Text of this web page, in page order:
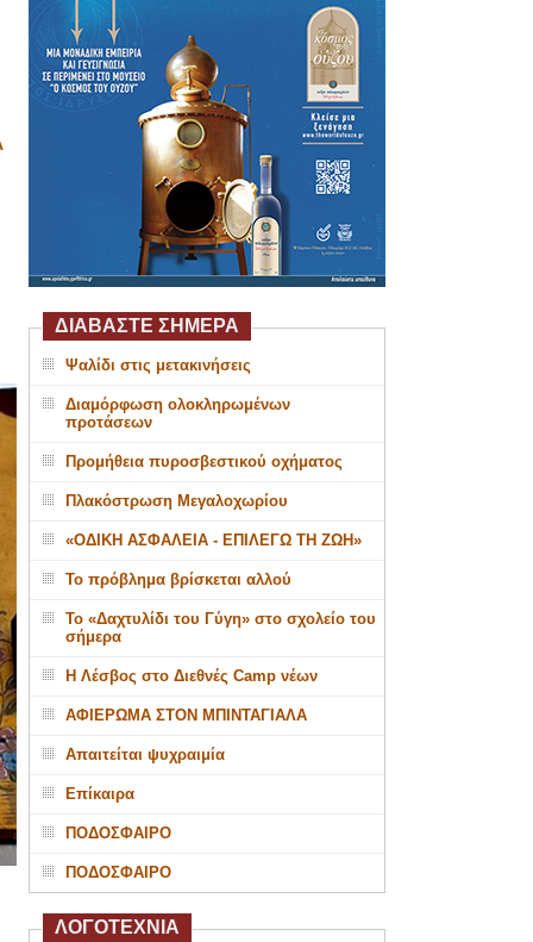
ΔΙΑΒΑΣΤΕ ΣΗΜΕΡΑ
Ψαλίδι στις μετακινήσεις
Διαμόρφωση ολοκληρωμένων
προτάσεων
Προμήθεια πυροσβεστικού οχήματος
Πλακόστρωση Μεγαλοχωρίου
«ΟΔΙΚΗ ΑΣΦΑΛΕΙΑ - ΕΠΙΛΕΓΩ ΤΗ ΖΩΗ»
Το πρόβλημα βρίσκεται αλλού
Το «Δαχτυλίδι του Γύγη» στο σχολείο του
σήμερα
Η Λέσβος στο Διεθνές Camp νέων
ΑΦΙΕΡΩΜΑ ΣΤΟΝ ΜΠΙΝΤΑΓΙΑΛΑ
Απαιτείται ψυχραιμία
Επίκαιρα
ΠΟΔΟΣΦΑΙΡΟ
ΠΟΔΟΣΦΑΙΡΟ
ΛΟΓΟΤΕΧΝΙΑ